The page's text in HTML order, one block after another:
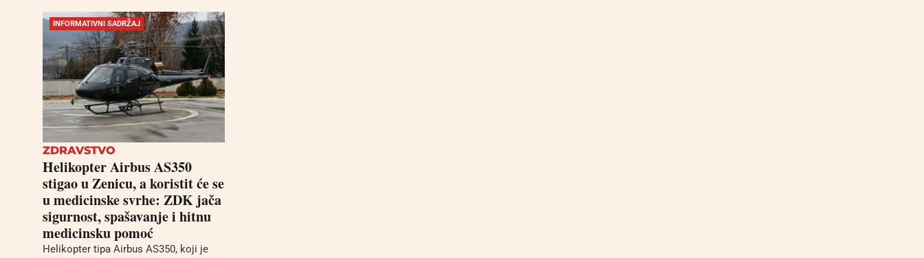
INFORMATIVNI SADRŽAJ
ZDRAVSTVO
Helikopter Airbus AS350
stigao u Zenicu, a koristit će se
u medicinske svrhe: ZDK jača
sigurnost, spašavanje i hitnu
medicinsku pomoć
Helikopter tipa Airbus AS350, koji je